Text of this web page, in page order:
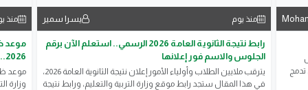
تدمج
منذ يوم يسرا سمير
رابط نتيجة الثانوية العامة 2026 الرسمي.. استعلم الآن برقم
الجلوس والاسم فور إعلانها
يترقب ملايين الطلاب وأولياء الأمور إعلان نتيجة الثانوية العامة 2026،
في هذا المقال ستجد رابط موقع وزارة التربية والتعليم، ورابط نتيجة
منذ
موعد
2026..
وزارة